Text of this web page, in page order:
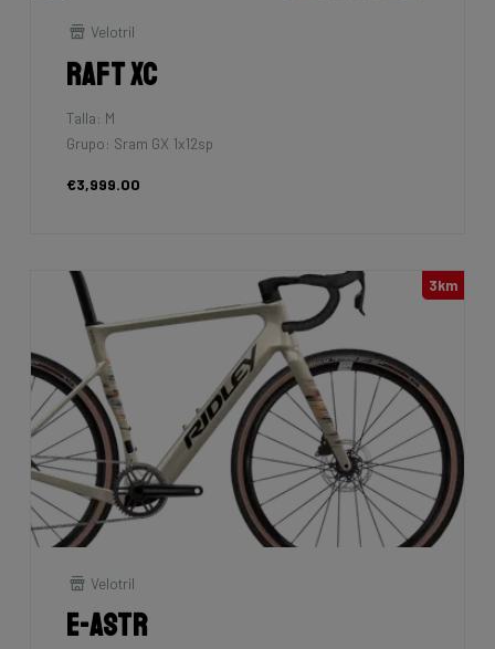
Velotril
Raft XC
Talla: M
Grupo: Sram GX 1x12sp
€3,999.00
3km
Velotril
E-Astr